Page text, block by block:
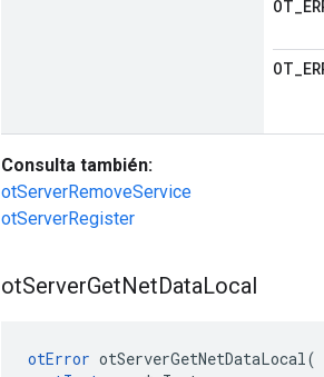
OT_
OT_
Consulta también:
otServerRemoveService
otServerRegister
otServerGetNetDataLocal
otError otServerGetNetDataLocal(